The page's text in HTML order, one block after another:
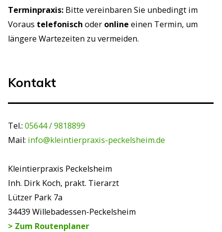
Terminpraxis: Bitte vereinbaren Sie unbedingt im
Voraus telefonisch oder online einen Termin, um
längere Wartezeiten zu vermeiden.
Kontakt
Tel.:05644 / 9818899
Mail: info@kleintierpraxis-peckelsheim.de
Kleintierpraxis Peckelsheim
Inh. Dirk Koch, prakt. Tierarzt
Lützer Park 7a
34439 Willebadessen-Peckelsheim
> Zum Routenplaner